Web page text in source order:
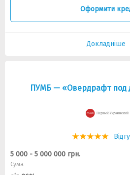
Оформити
Докладніше
ПУМБ — «Овердрафт под
5 000 - 5 000 000 грн.
Сума